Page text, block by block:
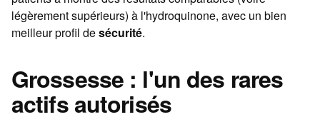
légèrement supérieurs) à l'hydroquinone, avec un bien
meilleur profil desécurité.
Grossesse : l'un des rares
actifs autorisés